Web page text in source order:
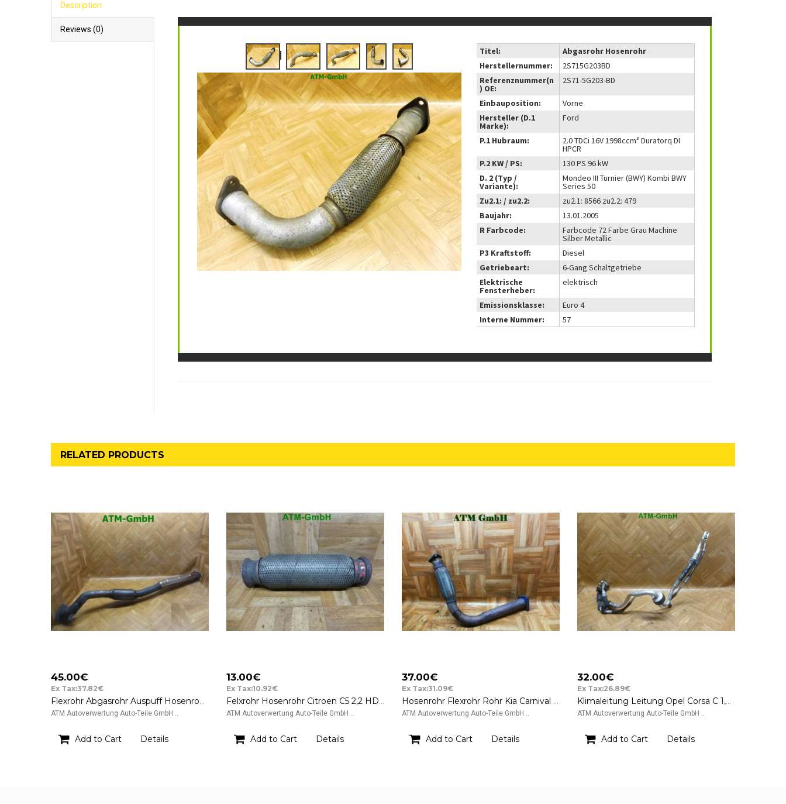
Description
Reviews (0)
Titel:
Abgasrohr Hosenrohr
Herstellernummer:
2S715G203BD
Referenznummer(n
) OE:
2S71-5G203-BD
Einbauposition:
Vorne
Hersteller (D.1
Marke):
Ford
P.1 Hubraum: 2.0 TDCi 16V 1998ccm³ Duratorq DI
HPCR
P.2 KW / PS:
130 PS 96 kW
D. 2 (Typ /
Variante):
Mondeo III Turnier (BWY) Kombi BWY
Series 50
Zu2.1: / zu2.2:
zu2.1: 8566 zu2.2: 479
Baujahr:
13.01.2005
R Farbcode:
Farbcode 72 Farbe Grau Machine
Silber Metallic
P3 Kraftstoff:
Diesel
Getriebeart:
6-Gang Schaltgetriebe
Elektrische
Fensterheber:
elektrisch
Emissionsklasse:
Euro 4
Interne Nummer:
57
RELATED PRODUCTS
45.00€
Ex Tax:37.82€
Flexrohr Abgasrohr Auspuff Hosenrohr Mittelrohr Opel Zafira B
ATM Autoverwertung Auto-Teile GmbH ..
Add to Cart Details
13.00€
Ex Tax:10.92€
Felxrohr Hosenrohr Citroen C5 2,2 HDI Nagares
ATM Autoverwertung Auto-Teile GmbH ..
Add to Cart Details
37.00€
Ex Tax:31.09€
Hosenrohr Flexrohr Rohr Kia Carnival II 2.9 TD Bj 01-05
ATM Autoverwertung Auto-Teile GmbH ..
Add to Cart Details
32.00€
Ex Tax:26.89€
Klimaleitung Leitung Opel Corsa C 1,0 Goodyear SLE 4890 A/C Hosenrohr 5/16 8mm
ATM Autoverwertung Auto-Teile GmbH ..
Add to Cart Details